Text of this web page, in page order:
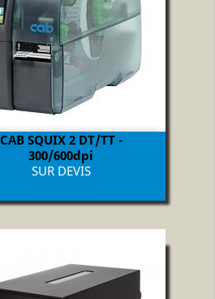
CAB SQUIX 2 DT/TT -
300/600dpi
Prix
SUR DEVIS